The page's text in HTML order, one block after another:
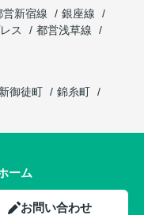
営新宿線
銀座線
ス
都営浅草線
新御徒町
錦糸町
ーム
お問い合わせ